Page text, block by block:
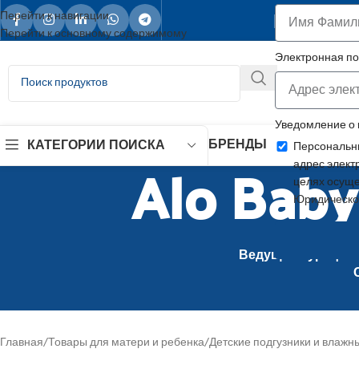
Перейти к навигации
Перейти к основному содержимому
Ваш
Электронная
Уведомление о
адрес
целях
КАТЕГОРИИ ПОИСКА БРЕНДЫ
Alo
Ведущий
Главная/Товары для матери и ребенка/Детские подгузники и